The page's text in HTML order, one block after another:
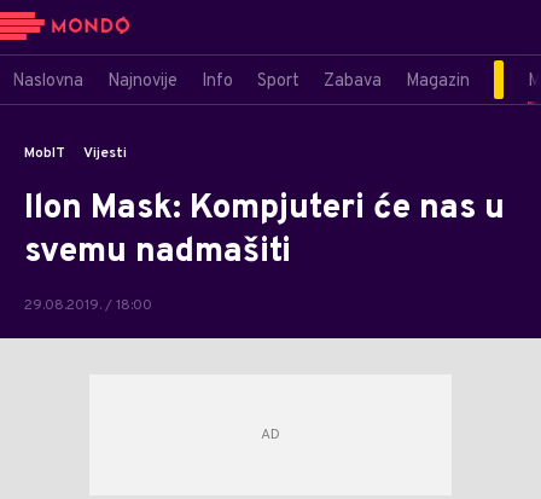
Naslovna Najnovije Info Sport Zabava Magazin
MobIT Vijesti
Ilon Mask: Kompjuteri će nas u
svemu nadmašiti
29.08.2019. / 18:00